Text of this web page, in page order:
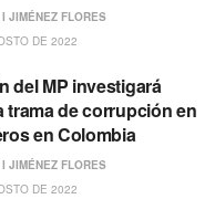
JIMÉNEZ FLORES
DE 2022
del MP investigará
trama de corrupción en
en Colombia
JIMÉNEZ FLORES
DE 2022